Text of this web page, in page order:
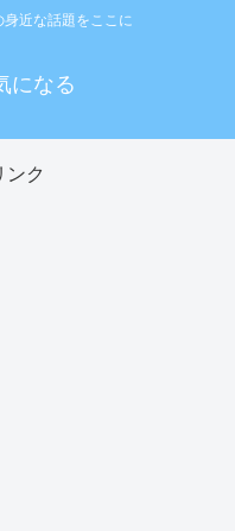
近な話題をここに
になる
ンク